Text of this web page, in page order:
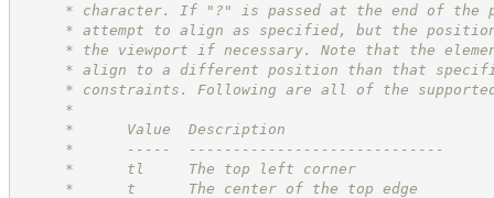
* character. If "?" is passed at the end of the
* attempt to align as specified, but the position
* the viewport if necessary. Note that the element
* align to a different position than that
* constraints. Following are all of the supported
*
*      Value  Description
*      -----  -----------------------------
*      tl     The top left corner
*      t      The center of the top edge